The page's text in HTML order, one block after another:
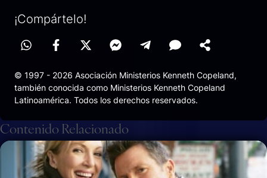
¡Compártelo!
© 1997 - 2026 Asociación Ministerios Kenneth Copeland,
también conocida como Ministerios Kenneth Copeland
Latinoamérica. Todos los derechos reservados.
Contenido Relacionado